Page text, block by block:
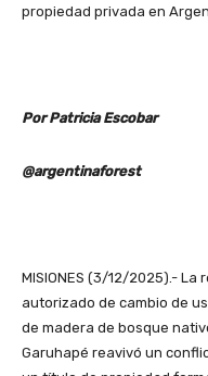
propiedad privada en
Por Patricia Escobar
@argentinaforest
MISIONES (3/12/2025).-
autorizado de cambio de
de madera de bosque
Garuhapé reavivó un